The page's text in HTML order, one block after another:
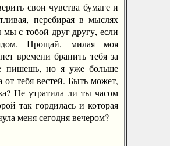
свои чувства бумаге и
перебирая в мыслях
мы с тобой друг другу, если
Прощай, милая моя
времени бранить тебя за
пишешь, но я уже больше
от тебя вестей. Быть может,
Не утратила ли ты часом
так гордилась и которая
меня сегодня вечером?